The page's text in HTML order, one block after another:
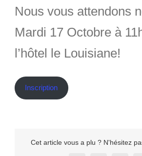
Nous vous attendons
Mardi 17 Octobre à
l’hôtel le Louisiane!
Inscription
Cet article vous a plu ? N'hésitez